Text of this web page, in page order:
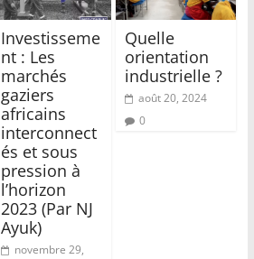
Investisseme
nt : Les
marchés
gaziers
africains
interconnect
és et sous
pression à
l’horizon
2023 (Par NJ
Ayuk)
novembre 29,
Quelle
orientation
industrielle ?
août 20, 2024
0